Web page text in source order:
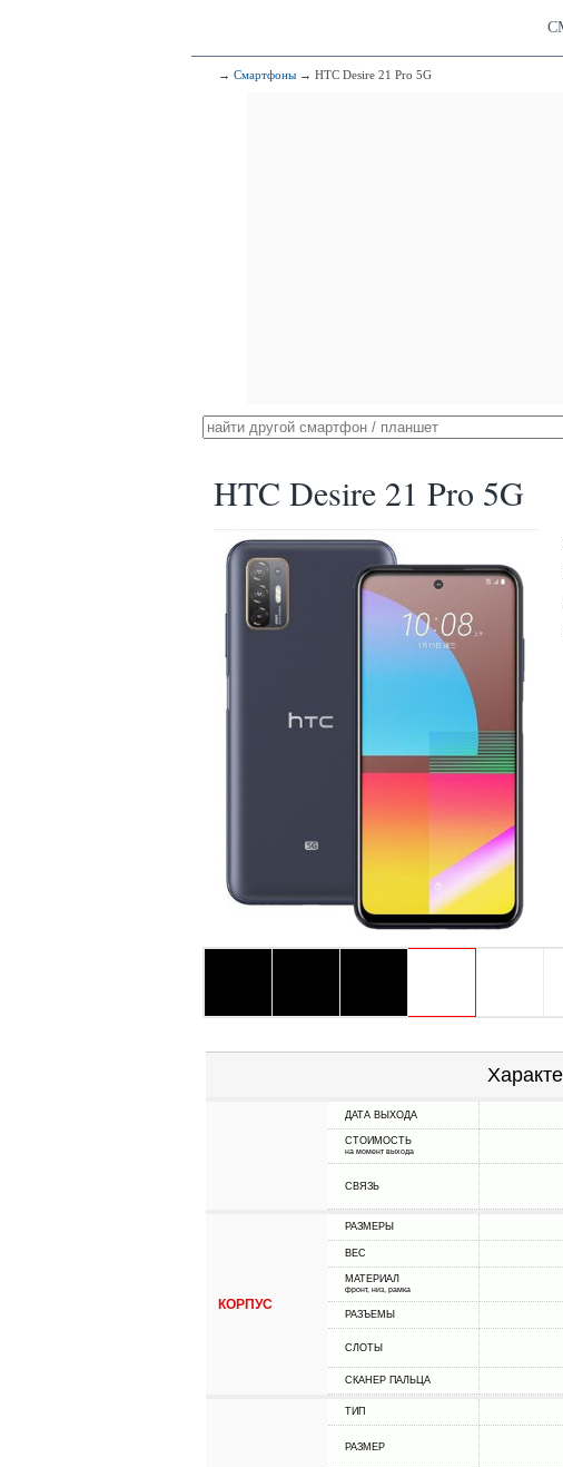
→ Смартфоны → HTC Desire 21 Pro 5G
HTC Desire 21 Pro 5G
ДАТА ВЫХОДА
СТОИМОСТЬ
на момент выхода
СВЯЗЬ
КОРПУС
РАЗМЕРЫ
ВЕС
МАТЕРИАЛ
фронт, низ, рамка
РАЗЪЕМЫ
СЛОТЫ
СКАНЕР ПАЛЬЦА
ТИП
РАЗМЕР